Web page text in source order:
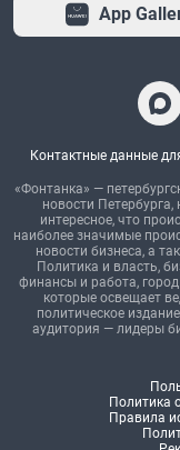
App
Контактные данные
«Фонтанка» —
новости
интересное, что
наиболее значимые
новости бизнеса, а
Политика и власть,
финансы и работа,
которые освещает
политическое
аудитория — лидеры
Политика
Правила